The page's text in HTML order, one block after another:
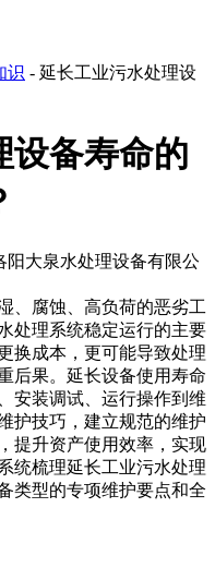
识 - 延长工业污水处理设
设备寿命的
阳大泉水处理设备有限公
腐蚀、高负荷的恶劣工
处理系统稳定运行的主要
换成本，更可能导致处理
后果。延长设备使用寿命
安装调试、运行操作到维
护技巧，建立规范的维护
提升资产使用效率，实现
统梳理延长工业污水处理
类型的专项维护要点和全